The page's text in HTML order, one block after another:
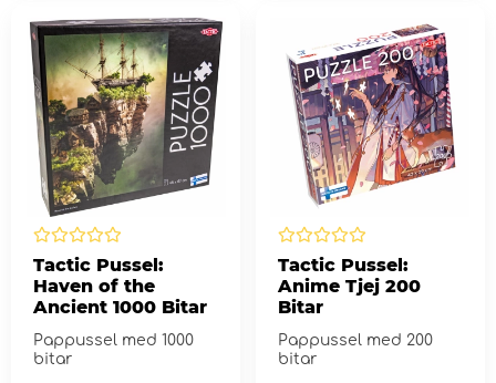
Tactic Pussel:
Haven of the
Ancient 1000 Bitar
Pappussel med 1000
bitar
Tactic Pussel:
Anime Tjej 200
Bitar
Pappussel med 200
bitar